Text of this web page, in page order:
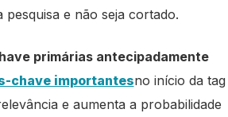
pesquisa e não seja cortado.
primárias antecipadamente
chave importantesno início da tag
e aumenta a probabilidade